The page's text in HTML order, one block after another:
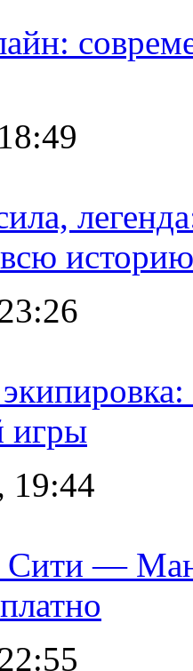
всю историю
игры
19:44
Сити —